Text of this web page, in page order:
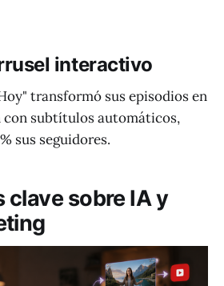
interactivo
transformó sus episodios en
con subtítulos automáticos,
sus seguidores.
clave sobre IA y